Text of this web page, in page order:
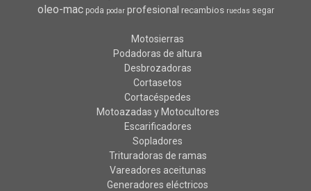
oleo-mac poda podar profesional recambios ruedas segar
Motosierras
Podadoras de altura
Desbrozadoras
Cortasetos
Cortacéspedes
Motoazadas y Motocultores
Escarificadores
Sopladores
Trituradoras de ramas
Vareadores aceitunas
Generadores eléctricos